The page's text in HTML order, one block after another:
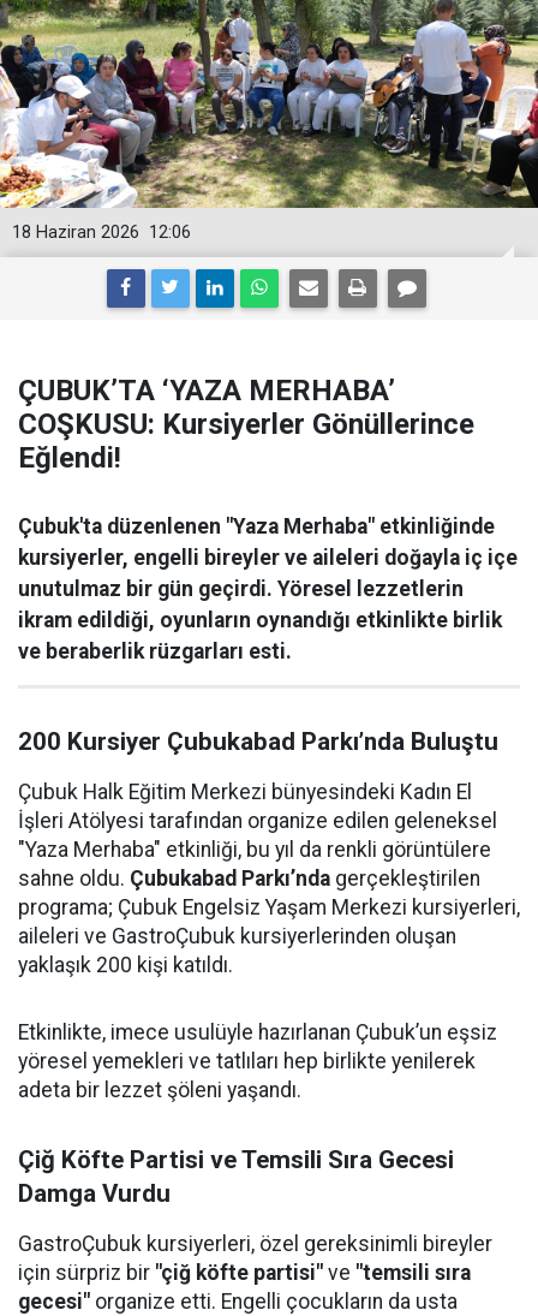
12:06
18 Haziran 2026
ÇUBUK’TA ‘YAZA MERHABA’
COŞKUSU: Kursiyerler Gönüllerince
Eğlendi!
Çubuk'ta düzenlenen "Yaza Merhaba" etkinliğinde
kursiyerler, engelli bireyler ve aileleri doğayla iç içe
unutulmaz bir gün geçirdi. Yöresel lezzetlerin
ikram edildiği, oyunların oynandığı etkinlikte birlik
ve beraberlik rüzgarları esti.
200 Kursiyer Çubukabad Parkı’nda Buluştu
Çubuk Halk Eğitim Merkezi bünyesindeki Kadın El
İşleri Atölyesi tarafından organize edilen geleneksel
"Yaza Merhaba" etkinliği, bu yıl da renkli görüntülere
sahne oldu. Çubukabad Parkı’nda gerçekleştirilen
programa; Çubuk Engelsiz Yaşam Merkezi kursiyerleri,
aileleri ve GastroÇubuk kursiyerlerinden oluşan
yaklaşık 200 kişi katıldı.
Etkinlikte, imece usulüyle hazırlanan Çubuk’un eşsiz
yöresel yemekleri ve tatlıları hep birlikte yenilerek
adeta bir lezzet şöleni yaşandı.
Çiğ Köfte Partisi ve Temsili Sıra Gecesi
Damga Vurdu
GastroÇubuk kursiyerleri, özel gereksinimli bireyler
için sürpriz bir "çiğ köfte partisi" ve "temsili sıra
gecesi" organize etti. Engelli çocukların da usta